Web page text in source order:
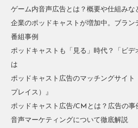
ゲーム内音声広告とは？概要や仕組みな
企業のポッドキャストが増加中。ブラン
番組事例
ポッドキャストも「見る」時代？「ビデ
は
ポッドキャスト広告のマッチングサイト
プレイス）』
ポッドキャスト広告/CMとは？広告の事
音声マーケティングについて徹底解説